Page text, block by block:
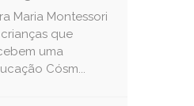
Maria Montessori
que
uma
Cósm...